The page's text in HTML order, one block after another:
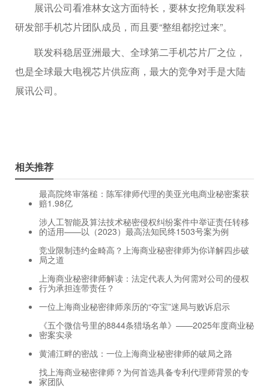
展讯公司看准林女这方面特长，要林女挖角联发科
研发部手机芯片团队成员，而且要“整组都挖过来”。
联发科稳居亚洲最大、全球第二手机芯片厂之位，
也是全球最大电视芯片供应商，最大的竞争对手是大陆
展讯公司。
相关推荐
最高院终审落槌：陈军律师代理的美亚光电商业秘密案获
赔1.98亿
涉人工智能及算法技术秘密侵权纠纷案件中举证责任转移
的适用——以（2023）最高法知民终1503号案为例
竞业限制违约金畸高？上海商业秘密律师为你详解四步破
局之道
上海商业秘密律师解读：法定代表人为何需对公司的侵权
行为承担连带责任？
一位上海商业秘密律师亲历的“夺宝”迷局与败诉启示
《五个微信号里的8844条猎场名单》——2025年度商业秘
密案实录
黄浦江畔的密战：一位上海商业秘密律师的破局之路
找上海商业秘密律师？为何首选具备专利代理师背景的专
家团队